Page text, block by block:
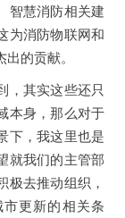
智慧消防相关建
为消防物联网和
的贡献。
，其实这些还只
本身，那么对于
下，我这里也是
就我们的主管部
极去推动组织，
更新的相关条